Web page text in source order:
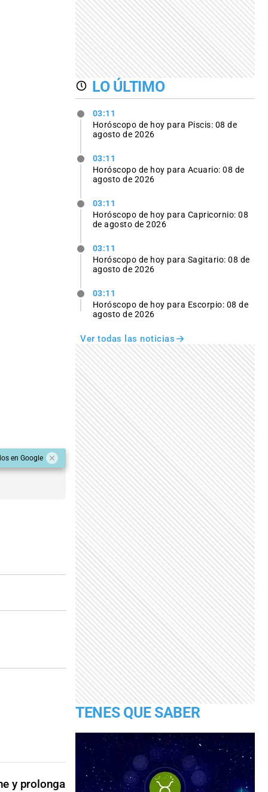
en Google
y prolonga
LO ÚLTIMO
03:11
Horóscopo de hoy para Piscis: 08 de
agosto de 2026
03:11
Horóscopo de hoy para Acuario: 08 de
agosto de 2026
03:11
Horóscopo de hoy para Capricornio: 08
de agosto de 2026
03:11
Horóscopo de hoy para Sagitario: 08 de
agosto de 2026
03:11
Horóscopo de hoy para Escorpio: 08 de
agosto de 2026
Ver todas las noticias
TENES QUE SABER